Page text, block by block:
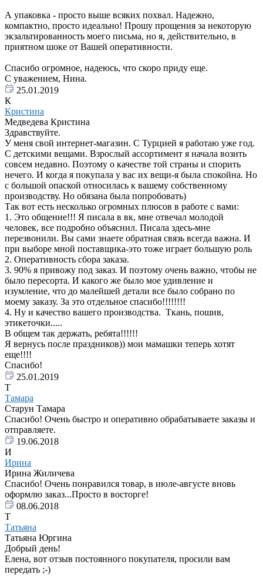
А упаковка - просто выше всяких похвал. Надежно,
компактно, просто идеально! Прошу прощения за некоторую
экзальтированность моего письма, но я, действительно, в
приятном шоке от Вашей оперативности.
Спасибо огромное, надеюсь, что скоро приду еще.
С уважением, Нина.
25.01.2019
К
Кристина
Медведева Кристина
Здравствуйте.
У меня свой интернет-магазин. С Турцией я работаю уже год.
С детскими вещами. Взрослый ассортимент я начала возить
совсем недавно. Поэтому о качестве той страны и спорить
нечего. И когда я покупала у вас их вещи-я была спокойна. Но
с большой опаской относилась к вашему собственному
производству. Но обязана была попробовать)
Так вот есть несколько огромных плюсов в работе с вами:
1. Это общение!!! Я писала в вк, мне отвечал молодой
человек, все подробно объяснил. Писала здесь-мне
перезвонили. Вы сами знаете обратная связь всегда важна. И
при выборе мной поставщика-это тоже играет большую роль
2. Оперативность сбора заказа.
3. 90% я привожу под заказ. И поэтому очень важно, чтобы не
было пересорта. И какого же было мое удивление и
изумление, что до малейшей детали все было собрано по
моему заказу. За это отдельное спасибо!!!!!!!!
4. Ну и качество вашего производства. Ткань, пошив,
этикеточки.....
В общем так держать, ребята!!!!!!
Я вернусь после праздников)) мои мамашки теперь хотят
еще!!!!
Спасибо!
25.01.2019
Т
Тамара
Старун Тамара
Спасибо! Очень быстро и оперативно обрабатываете заказы и
отправляете.
19.06.2018
И
Ирина
Ирина Жиличева
Спасибо! Очень понравился товар, в июле-августе вновь
оформлю заказ...Просто в восторге!
08.06.2018
Т
Татьяна
Татьяна Юргина
Добрый день!
Елена, вот отзыв постоянного покупателя, просили вам
передать ;-)